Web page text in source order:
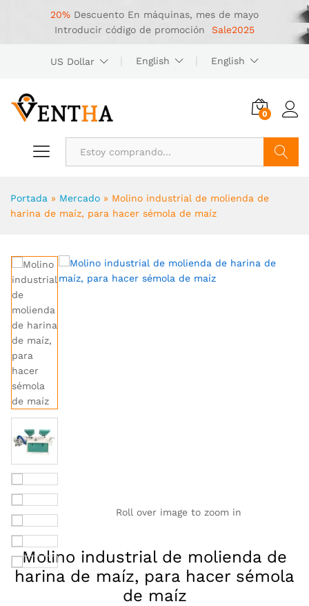
20% Descuento En máquinas, mes de mayo
Introducir código de promoción
Sale2025
US Dollar English English
0
Portada » Mercado » Molino industrial de molienda de
harina de maíz, para hacer sémola de maíz
Roll over image to zoom in
Molino industrial de molienda de
harina de maíz, para hacer sémola
de maíz